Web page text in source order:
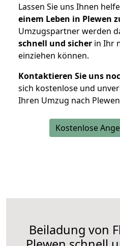
Lassen Sie uns Ihnen
einem Leben in Plewen
Umzugspartner werden
schnell und sicher in Ihr
einziehen können.
Kontaktieren Sie uns
sich kostenlose und
Ihren Umzug nach
Kostenlose
Beiladung von